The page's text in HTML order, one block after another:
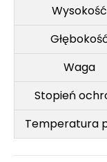
Wysokość
Waga
Stopień
Temperatura